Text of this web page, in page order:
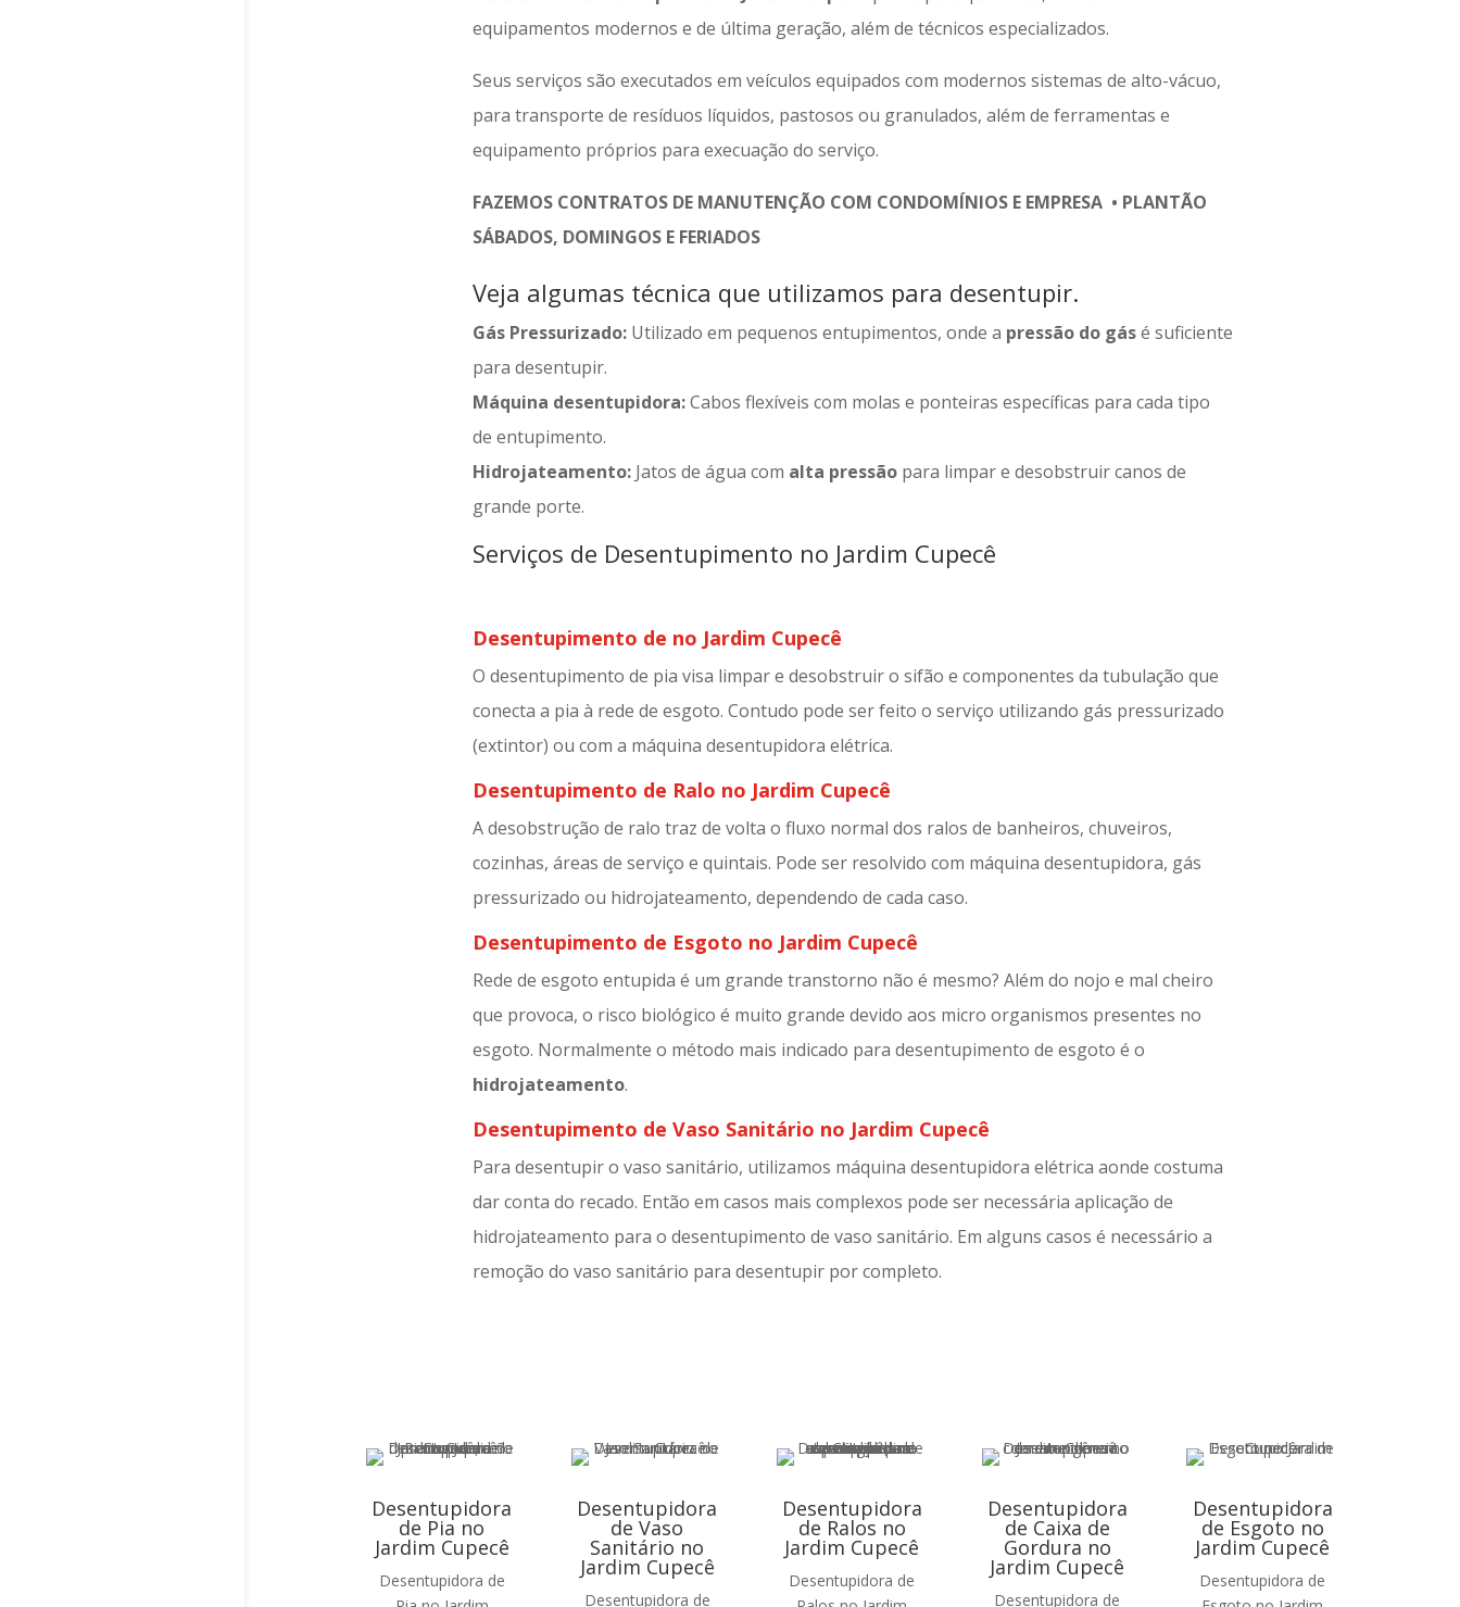
equipamentos modernos e de última geração, além de técnicos especializados.
Seus serviços são executados em veículos equipados com modernos sistemas de alto-vácuo,
para transporte de resíduos líquidos, pastosos ou granulados, além de ferramentas e
equipamento próprios para execuação do serviço.
FAZEMOS CONTRATOS DE MANUTENÇÃO COM CONDOMÍNIOS E EMPRESA • PLANTÃO
SÁBADOS, DOMINGOS E FERIADOS
Veja algumas técnica que utilizamos para desentupir.
Gás Pressurizado:Utilizado em pequenos entupimentos, onde a pressão do gásé suficiente
para desentupir.
Máquina desentupidora:Cabos flexíveis com molas e ponteiras específicas para cada tipo
de entupimento.
Hidrojateamento:Jatos de água com alta pressãopara limpar e desobstruir canos de
grande porte.
Serviços de Desentupimento no Jardim Cupecê
Desentupimento de no Jardim Cupecê
O desentupimento de pia visa limpar e desobstruir o sifão e componentes da tubulação que
conecta a pia à rede de esgoto. Contudo pode ser feito o serviço utilizando gás pressurizado
(extintor) ou com a máquina desentupidora elétrica.
Desentupimento de Ralo no Jardim Cupecê
A desobstrução de ralo traz de volta o fluxo normal dos ralos de banheiros, chuveiros,
cozinhas, áreas de serviço e quintais. Pode ser resolvido com máquina desentupidora, gás
pressurizado ou hidrojateamento, dependendo de cada caso.
Desentupimento de Esgoto no Jardim Cupecê
Rede de esgoto entupida é um grande transtorno não é mesmo? Além do nojo e mal cheiro
que provoca, o risco biológico é muito grande devido aos micro organismos presentes no
esgoto. Normalmente o método mais indicado para desentupimento de esgoto é o
hidrojateamento.
Desentupimento de Vaso Sanitário no Jardim Cupecê
Para desentupir o vaso sanitário, utilizamos máquina desentupidora elétrica aonde costuma
dar conta do recado. Então em casos mais complexos pode ser necessária aplicação de
hidrojateamento para o desentupimento de vaso sanitário. Em alguns casos é necessário a
remoção do vaso sanitário para desentupir por completo.
Desentupidora
de Pia no
Jardim Cupecê
Desentupidora de
Desentupidora
de Vaso
Sanitário no
Jardim Cupecê
Desentupidora de
Desentupidora
de Ralos no
Jardim Cupecê
Desentupidora de
Desentupidora
de Caixa de
Gordura no
Jardim Cupecê
Desentupidora de
Desentupidora
de Esgoto no
Jardim Cupecê
Desentupidora de